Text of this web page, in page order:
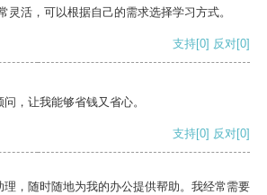
灵活，可以根据自己的需求选择学习方式。
支持[0] 反对[0]
，让我能够省钱又省心。
支持[0] 反对[0]
，随时随地为我的办公提供帮助。我经常需要